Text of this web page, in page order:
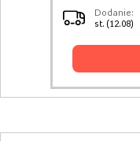
Dodanie:
st. (12.08)